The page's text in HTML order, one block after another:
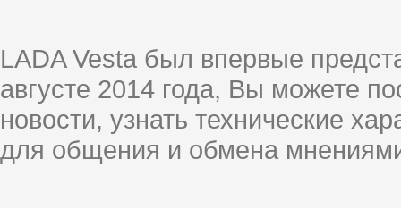
LADA Vesta был впервые
августе 2014 года, Вы можете
новости, узнать технические
для общения и обмена